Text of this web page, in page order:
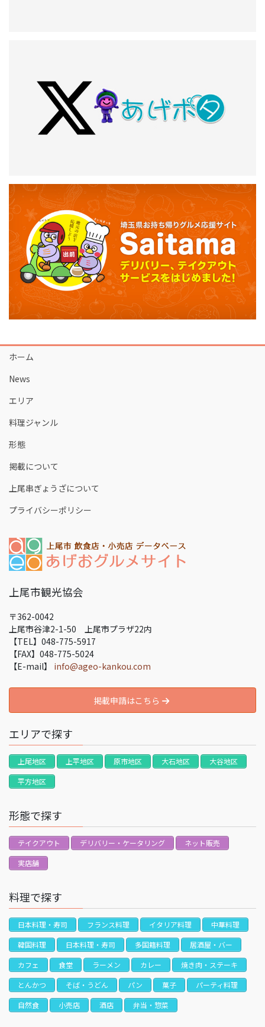
ホーム
News
エリア
料理ジャンル
形態
掲載について
上尾串ぎょうざについて
プライバシーポリシー
上尾市観光協会
〒362-0042
上尾市谷津2-1-50 上尾市プラザ22内
【TEL】048-775-5917
【FAX】048-775-5024
【E-mail】 info@ageo-kankou.com
掲載申請はこちら
エリアで探す
上尾地区 上平地区 原市地区 大石地区
大谷地区
平方地区
形態で探す
テイクアウト デリバリー・ケータリング
ネット販売
実店舗
料理で探す
日本料理・寿司 フランス料理 イタリア料理
中華料理
韓国料理
日本料理・寿司 多国籍料理
居酒屋・バー
カフェ
食堂 ラーメン カレー
焼き肉・ステーキ
とんかつ
そば・うどん パン 菓子
パーティ料理
自然食
小売店 酒店 弁当・惣菜